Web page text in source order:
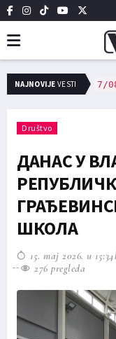
NAJNOVIJE VESTI 7/
Društvo
ДАНАС У
ШКОЛА
15. maj 2026. u
276 pregleda